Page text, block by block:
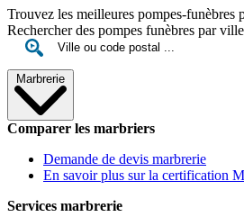
Trouvez les meilleures pompes-funèbres
Rechercher des pompes funèbres par
Marbrerie
Comparer les marbriers
Demande de devis marbrerie
En savoir plus sur la certification
Services marbrerie